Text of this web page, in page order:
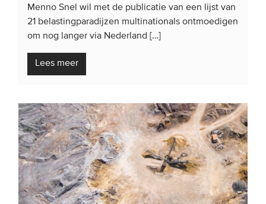
Menno Snel wil met de publicatie van een lijst van
21 belastingparadijzen multinationals ontmoedigen
om nog langer via Nederland […]
Lees meer